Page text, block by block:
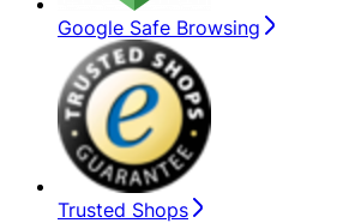
Google Safe Browsing
Trusted Shops